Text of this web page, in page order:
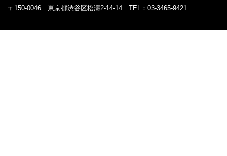
〒150-0046 東京都渋谷区松濤2-14-14 TEL：03-3465-9421